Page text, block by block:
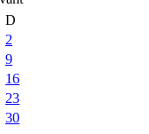
D
2
9
16
23
30